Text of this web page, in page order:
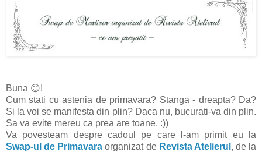
Buna 😊!
Cum stati cu astenia de primavara? Stanga - dreapta? Da?
Si la voi se manifesta din plin? Daca nu, bucurati-va din plin.
Sa va evite mereu ca prea are toane. :))
Va povesteam despre cadoul pe care l-am primit eu la
Swap-ul de Primavara organizat de Revista Atelierul , de la